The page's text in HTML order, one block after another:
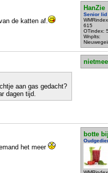
HanZie
Senior lid
615
OTindex:
Wnplts:
de katten af.
aan gas gedacht?
dagen tijd.
botte
het meer